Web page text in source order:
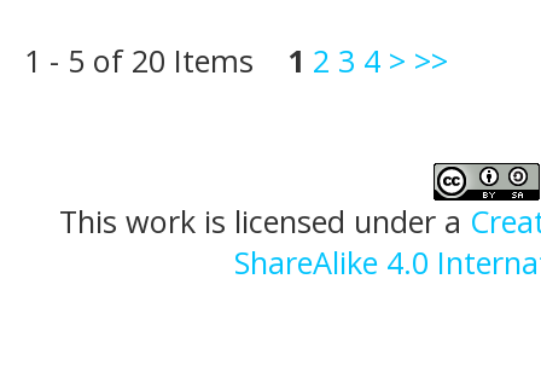
1 - 5 of 20 Items 1 2 3 4 > >>
This work is licensed under a
ShareAlike 4.0